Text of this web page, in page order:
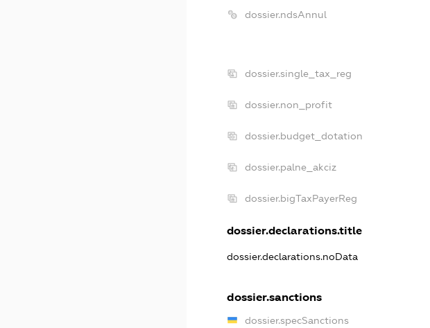
dossier.ndsAnnul
dossier.single_tax_reg
dossier.non_profit
dossier.budget_dotation
dossier.palne_akciz
dossier.bigTaxPayerReg
dossier.declarations.title
dossier.declarations.noData
dossier.sanctions
dossier.specSanctions